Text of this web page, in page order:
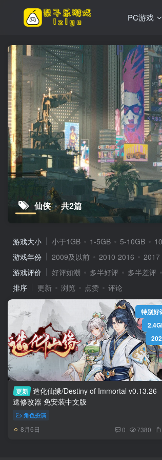
PC游戏
仙侠 共2篇
游戏大小 小于1GB 1-5GB 5-10GB
游戏年份
2009及以前 2010-2016 2017
游戏评价
好评如潮 多半好评 多半差评
排序
更新 浏览 点赞 评论
特别好
更新 造化仙缘/Destiny of Immortal v0.13.26
送修改器 免安装中文版
角色扮演
8月6日 0 7380